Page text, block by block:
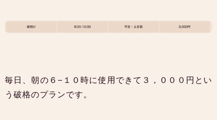
毎日、朝の６−１０時に使用できて３，０００円とい
う破格のプランです。